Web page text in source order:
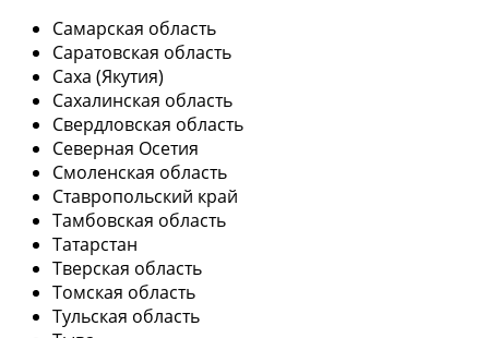
Самарская область
Саратовская область
Саха (Якутия)
Сахалинская область
Свердловская область
Северная Осетия
Смоленская область
Ставропольский край
Тамбовская область
Татарстан
Тверская область
Томская область
Тульская область